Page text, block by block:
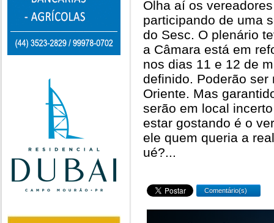
Olha aí os
participando de uma
do Sesc. O plenário
a Câmara está em
nos dias 11 e 12 de
definido. Poderão
Oriente. Mas
serão em local
estar gostando é o
ele quem queria a
ué?...
Comentário(s)